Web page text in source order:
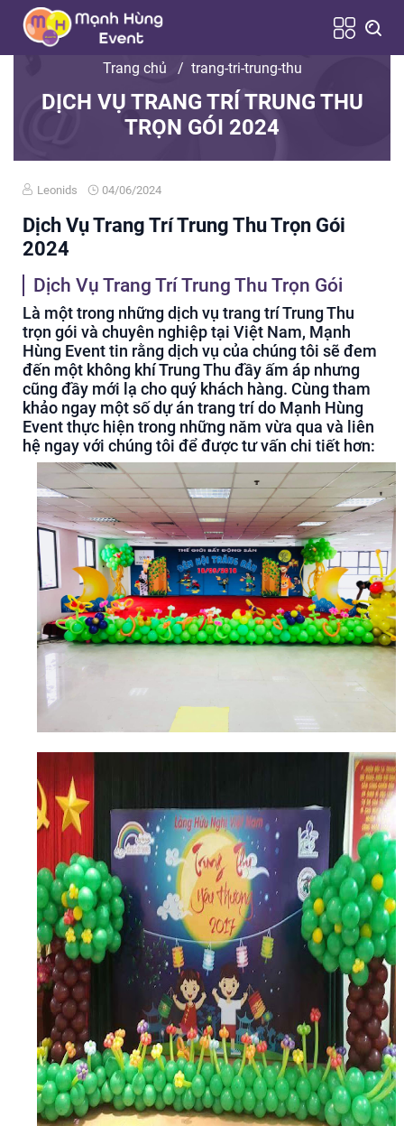
Trang chủ / trang-tri-trung-thu
DỊCH VỤ TRANG TRÍ TRUNG THU
TRỌN GÓI 2024
Leonids 04/06/2024
Dịch Vụ Trang Trí Trung Thu Trọn Gói
2024
Dịch Vụ Trang Trí Trung Thu Trọn Gói
Là một trong những dịch vụ trang trí Trung Thu
trọn gói và chuyên nghiệp tại Việt Nam, Mạnh
Hùng Event tin rằng dịch vụ của chúng tôi sẽ đem
đến một không khí Trung Thu đầy ấm áp nhưng
cũng đầy mới lạ cho quý khách hàng. Cùng tham
khảo ngay một số dự án trang trí do Mạnh Hùng
Event thực hiện trong những năm vừa qua và liên
hệ ngay với chúng tôi để được tư vấn chi tiết hơn: